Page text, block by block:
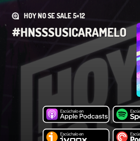
HOY NO SE SALE 5×12
#HNSSSUSICARAMELO